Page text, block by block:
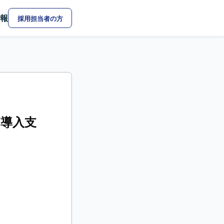
採用担当者の方
入支